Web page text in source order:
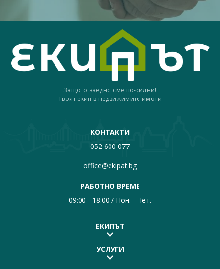
Защото заедно сме по-силни!
Твоят екип в недвижимите имоти
КОНТАКТИ
052 600 077
office@ekipat.bg
РАБОТНО ВРЕМЕ
09:00 - 18:00 / Пон. - Пет.
ЕКИПЪТ
УСЛУГИ